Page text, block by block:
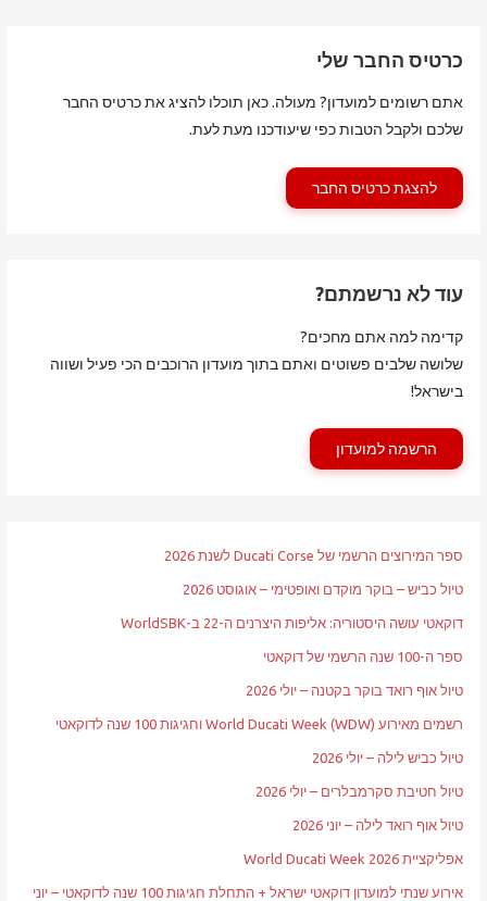
כרטיס החבר שלי
אתם רשומים למועדון? מעולה. כאן תוכלו להציג את כרטיס החבר
שלכם ולקבל הטבות כפי שיעודכנו מעת לעת.
להצגת כרטיס החבר
עוד לא נרשמתם?
קדימה למה אתם מחכים?
שלושה שלבים פשוטים ואתם בתוך מועדון הרוכבים הכי פעיל ושווה
בישראל!
הרשמה למועדון
ספר המירוצים הרשמי של Ducati Corse לשנת 2026
טיול כביש – בוקר מוקדם ואופטימי – אוגוסט 2026
דוקאטי עושה היסטוריה: אליפות היצרנים ה-22 ב-WorldSBK
ספר ה-100 שנה הרשמי של דוקאטי
טיול אוף רואד בוקר בקטנה – יולי 2026
רשמים מאירוע World Ducati Week (WDW) וחגיגות 100 שנה לדוקאטי
טיול כביש לילה – יולי 2026
טיול חטיבת סקרמבלרים – יולי 2026
טיול אוף רואד לילה – יוני 2026
אפליקציית World Ducati Week 2026
אירוע שנתי למועדון דוקאטי ישראל + התחלת חגיגות 100 שנה לדוקאטי – יוני